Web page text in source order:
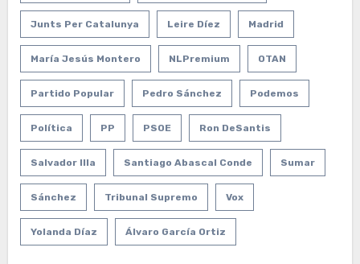
Junts Per Catalunya Leire Díez Madrid
María Jesús Montero NLPremium OTAN
Partido Popular Pedro Sánchez Podemos
Política PP PSOE Ron DeSantis
Salvador Illa Santiago Abascal Conde Sumar
Sánchez Tribunal Supremo Vox
Yolanda Díaz Álvaro García Ortiz